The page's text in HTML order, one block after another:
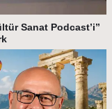
Sanat Podcast’i”